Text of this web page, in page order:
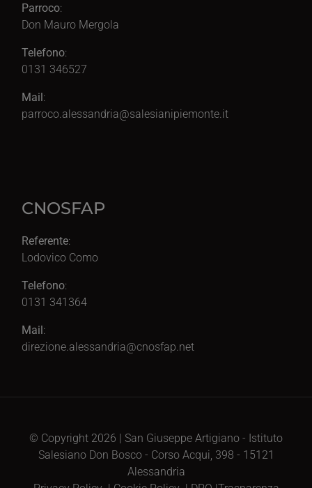
Parroco:
Don Mauro Mergola
Telefono:
0131 346527
Mail:
parroco.alessandria@salesianipiemonte.it
CNOSFAP
Referente:
Lodovico Como
Telefono:
0131 341364
Mail:
direzione.alessandria@cnosfap.net
© Copyright 2026 | San Giuseppe Artigiano - Istituto
Salesiano Don Bosco - Corso Acqui, 398 - 15121
Alessandria